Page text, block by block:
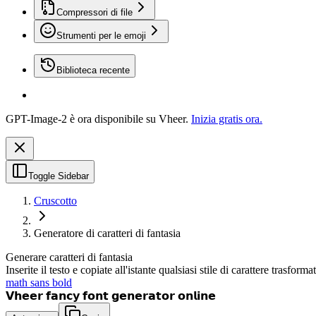
Compressori di file
Strumenti per le emoji
Biblioteca recente
GPT-Image-2 è ora disponibile su Vheer. Inizia gratis ora.
Toggle Sidebar
Cruscotto
Generatore di caratteri di fantasia
Generare caratteri di fantasia
Inserite il testo e copiate all'istante qualsiasi stile di carattere
math sans bold
𝗩𝗵𝗲𝗲𝗿 𝗳𝗮𝗻𝗰𝘆 𝗳𝗼𝗻𝘁 𝗴𝗲𝗻𝗲𝗿𝗮𝘁𝗼𝗿 𝗼𝗻𝗹𝗶𝗻𝗲